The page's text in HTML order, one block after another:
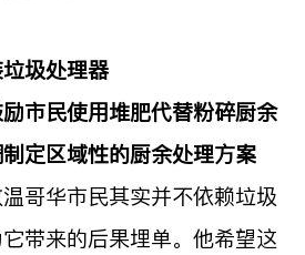
圾处理器
市民使用堆肥代替粉碎厨余
定区域性的厨余处理方案
哥华市民其实并不依赖垃圾
带来的后果埋单。他希望这